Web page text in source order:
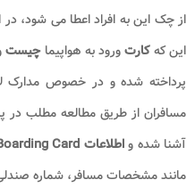
از چک این به افراد اعطا می شود، در
این کهکارتورود به هواپیماچیست
پرداخته شده و در خصوص مدارک
مسافران از طریق مطالعه مطلب در
آشنا شده واطلاعات Boarding Card
مانند مشخصات مسافر، شماره